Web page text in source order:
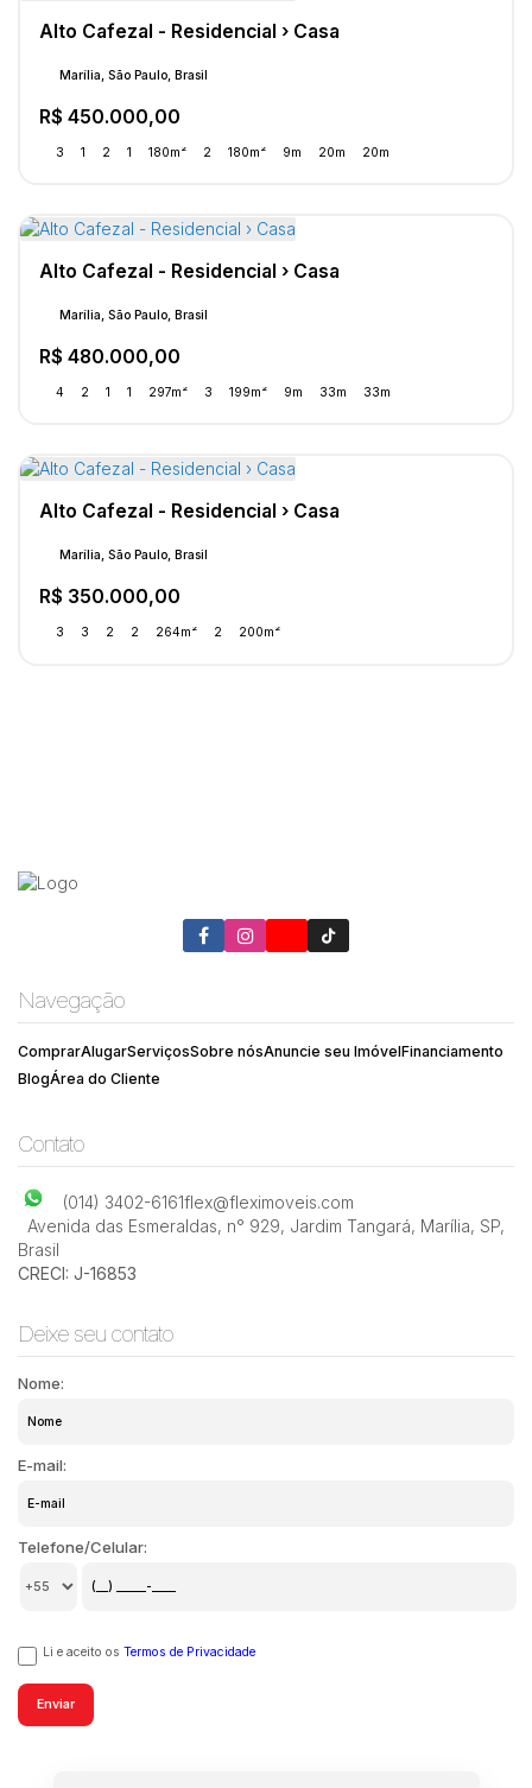
Alto Cafezal - Residencial › Casa
R$ 450.000,00
Marília, São Paulo, Brasil
3 1 2 1 180m² 2 180m² 9m 20m 20m
Alto Cafezal - Residencial › Casa
R$ 480.000,00
Marília, São Paulo, Brasil
4 2 1 1 297m² 3 199m² 9m 33m 33m
Alto Cafezal - Residencial › Casa
R$ 350.000,00
Marília, São Paulo, Brasil
3 3 2 2 264m² 2 200m²
Navegação
ComprarAlugarServiçosSobre nósAnuncie seu ImóvelFinanciamento
BlogÁrea do Cliente
Contato
(014) 3402-6161flex@fleximoveis.com
Avenida das Esmeraldas, n° 929, Jardim Tangará, Marília, SP,
Brasil
CRECI: J-16853
Deixe seu contato
Nome:
E-mail:
Telefone/Celular:
Li e aceito os Termos de Privacidade